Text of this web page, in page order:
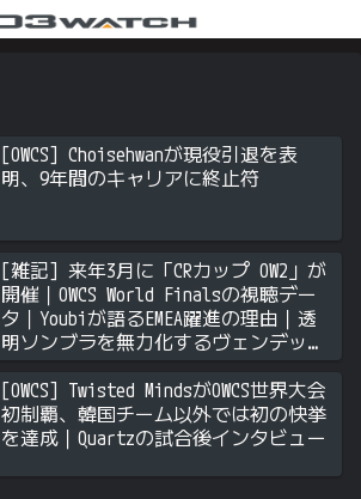
[OWCS] Choisehwanが現役引退を表
明、9年間のキャリアに終止符
[雑記] 来年3月に「CRカップ OW2」が
開催｜OWCS World Finalsの視聴デー
タ｜Youbiが語るEMEA躍進の理由｜透
明ソンブラを無力化するヴェンデッタ
｜Stalk3rが久々のツィート ほか
[OWCS] Twisted MindsがOWCS世界大会
初制覇、韓国チーム以外では初の快挙
を達成｜Quartzの試合後インタビュー